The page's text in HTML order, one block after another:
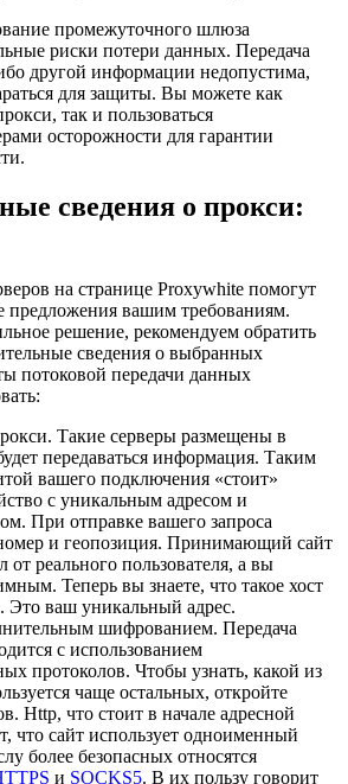
промежуточного шлюза
риски потери данных. Передача
другой информации недопустима,
для защиты. Вы можете как
так и пользоваться
осторожности для гарантии
сведения о прокси:
на странице Proxywhite помогут
предложения вашим требованиям.
решение, рекомендуем обратить
сведения о выбранных
потоковой передачи данных
Такие серверы размещены в
передаваться информация. Таким
вашего подключения «стоит»
с уникальным адресом и
При отправке вашего запроса
и геопозиция. Принимающий сайт
от реального пользователя, а вы
Теперь вы знаете, что такое хост
Это ваш уникальный адрес.
шифрованием. Передача
с использованием
протоколов. Чтобы узнать, какой из
чаще остальных, откройте
Http, что стоит в начале адресной
что сайт использует одноименный
более безопасных относятся
и SOCKS5. В их пользу говорит